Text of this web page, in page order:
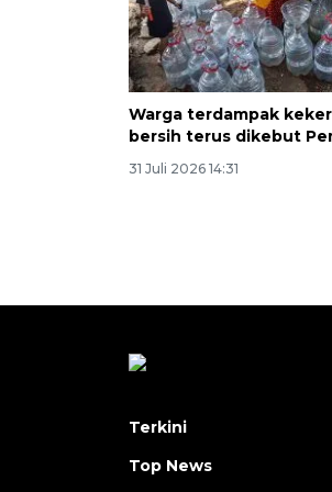
Warga terdampak
bersih terus dikebut
31 Juli 2026 14:31
Terkini
Top News